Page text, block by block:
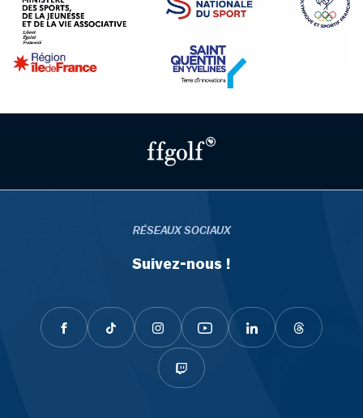
RÉSEAUX SOCIAUX
Suivez-nous !